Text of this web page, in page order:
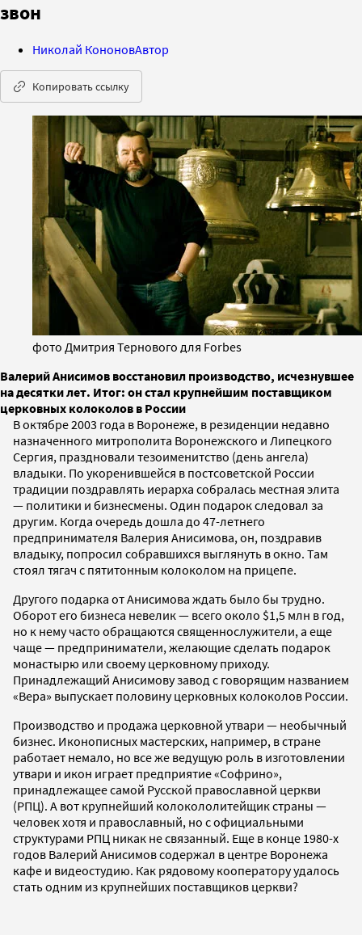
звон
Николай КононовАвтор
Копировать ссылку
фото Дмитрия Тернового для Forbes
Валерий Анисимов восстановил производство, исчезнувшее
на десятки лет. Итог: он стал крупнейшим поставщиком
церковных колоколов в России
В октябре 2003 года в Воронеже, в резиденции недавно
назначенного митрополита Воронежского и Липецкого
Сергия, праздновали тезоименитство (день ангела)
владыки. По укоренившейся в постсоветской России
традиции поздравлять иерарха собралась местная элита
— политики и бизнесмены. Один подарок следовал за
другим. Когда очередь дошла до 47-летнего
предпринимателя Валерия Анисимова, он, поздравив
владыку, попросил собравшихся выглянуть в окно. Там
стоял тягач с пятитонным колоколом на прицепе.
Другого подарка от Анисимова ждать было бы трудно.
Оборот его бизнеса невелик — всего около $1,5 млн в год,
но к нему часто обращаются священнослужители, а еще
чаще — предприниматели, желающие сделать подарок
монастырю или своему церковному приходу.
Принадлежащий Анисимову завод с говорящим названием
«Вера» выпускает половину церковных колоколов России.
Производство и продажа церковной утвари — необычный
бизнес. Иконописных мастерских, например, в стране
работает немало, но все же ведущую роль в изготовлении
утвари и икон играет предприятие «Софрино»,
принадлежащее самой Русской православной церкви
(РПЦ). А вот крупнейший колокололитейщик страны —
человек хотя и православный, но с официальными
структурами РПЦ никак не связанный. Еще в конце 1980-х
годов Валерий Анисимов содержал в центре Воронежа
кафе и видеостудию. Как рядовому кооператору удалось
стать одним из крупнейших поставщиков церкви?